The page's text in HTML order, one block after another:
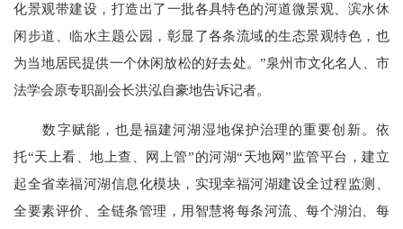
化景观带建设，打造出了一批各具特色的河道微景观、滨水休
闲步道、临水主题公园，彰显了各条流域的生态景观特色，也
为当地居民提供一个休闲放松的好去处。”泉州市文化名人、市
法学会原专职副会长洪泓自豪地告诉记者。
数字赋能，也是福建河湖湿地保护治理的重要创新。依
托“天上看、地上查、网上管”的河湖“天地网”监管平台，建立
起全省幸福河湖信息化模块，实现幸福河湖建设全过程监测、
全要素评价、全链条管理，用智慧将每条河流、每个湖泊、每